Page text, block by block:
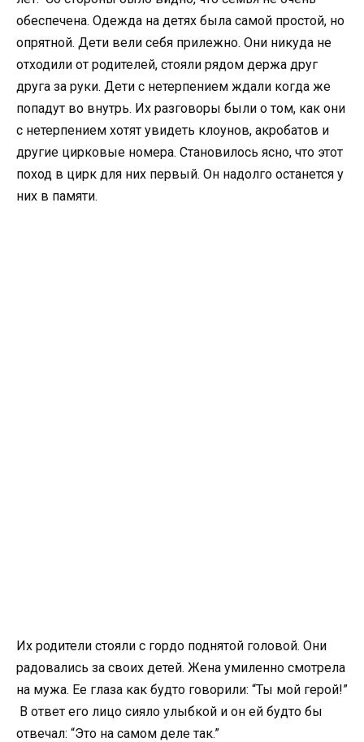
обеспечена. Одежда на детях была самой простой, но
опрятной. Дети вели себя прилежно. Они никуда не
отходили от родителей, стояли рядом держа друг
друга за руки. Дети с нетерпением ждали когда же
попадут во внутрь. Их разговоры были о том, как они
с нетерпением хотят увидеть клоунов, акробатов и
другие цирковые номера. Становилось ясно, что этот
поход в цирк для них первый. Он надолго останется у
них в памяти.
Их родители стояли с гордо поднятой головой. Они
радовались за своих детей. Жена умиленно смотрела
на мужа. Ее глаза как будто говорили: “Ты мой герой!”
В ответ его лицо сияло улыбкой и он ей будто бы
отвечал: “Это на самом деле так.”